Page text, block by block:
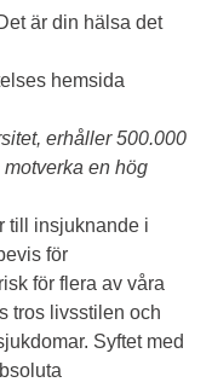
är din hälsa det
hemsida
erhåller 500.000
en hög
till insjuknande i
för
för flera av våra
tros livsstilen och
Syftet med